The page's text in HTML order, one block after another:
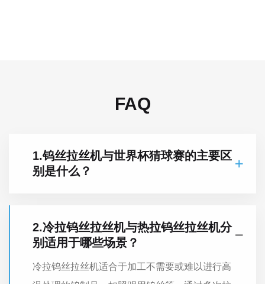
FAQ
1.钨丝拉丝机与世界杯猜球赛的主要区
别是什么？
2.冷拉钨丝拉丝机与热拉钨丝拉丝机分
别适用于哪些场景？
冷拉钨丝拉丝机适合于加工不需要或难以进行高